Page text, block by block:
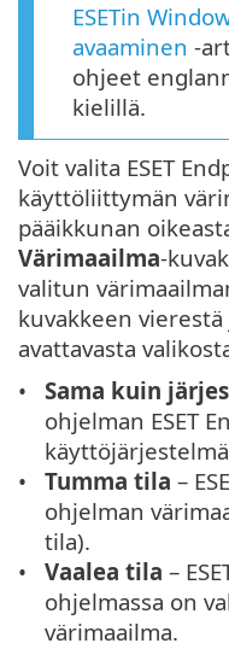
ESETin
avaaminen -
ohjeet
kielillä.
Voit valita ESET
käyttöliittymän
pääikkunan
Värimaailma-
valitun
kuvakkeen
avattavasta
Sama kuin
ohjelman ESET
Tumma tila –
ohjelman
tila).
Vaalea tila –
ohjelmassa on
värimaailma.